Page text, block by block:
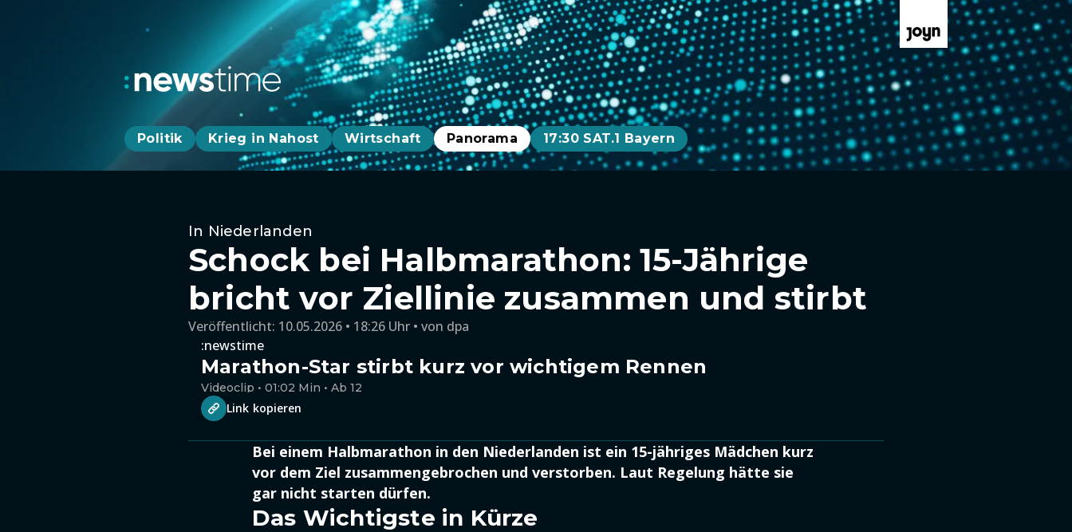
Politik Krieg in Nahost Wirtschaft Panorama 17:30 SAT.1 Bayern
In Niederlanden
Schock bei Halbmarathon: 15-Jährige
bricht vor Ziellinie zusammen und stirbt
Veröffentlicht: 10.05.2026 • 18:26 Uhr von dpa
:newstime
Marathon-Star stirbt kurz vor wichtigem Rennen
Videoclip • 01:02 Min • Ab 12
Link kopieren
Bei einem Halbmarathon in den Niederlanden ist ein 15-jähriges Mädchen kurz
vor dem Ziel zusammengebrochen und verstorben. Laut Regelung hätte sie
gar nicht starten dürfen.
Das Wichtigste in Kürze